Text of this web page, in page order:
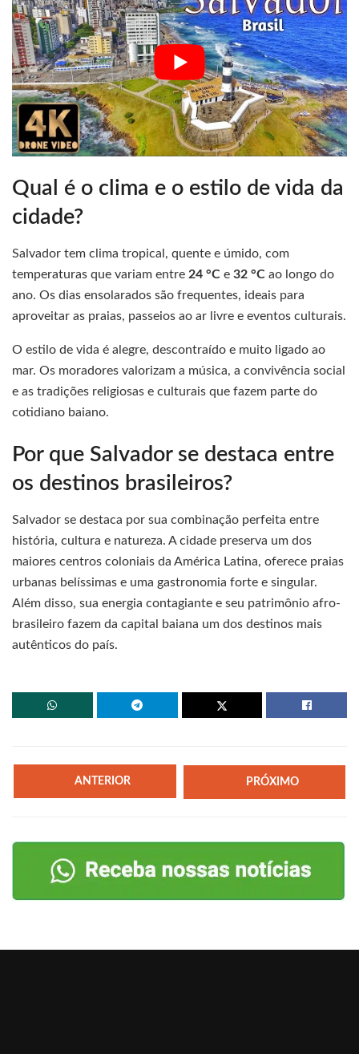
Qual é o clima e o estilo de vida da
cidade?
Salvador tem clima tropical, quente e úmido, com
temperaturas que variam entre 24 °C e 32 °C ao longo do
ano. Os dias ensolarados são frequentes, ideais para
aproveitar as praias, passeios ao ar livre e eventos culturais.
O estilo de vida é alegre, descontraído e muito ligado ao
mar. Os moradores valorizam a música, a convivência social
e as tradições religiosas e culturais que fazem parte do
cotidiano baiano.
Por que Salvador se destaca entre
os destinos brasileiros?
Salvador se destaca por sua combinação perfeita entre
história, cultura e natureza. A cidade preserva um dos
maiores centros coloniais da América Latina, oferece praias
urbanas belíssimas e uma gastronomia forte e singular.
Além disso, sua energia contagiante e seu patrimônio afro-
brasileiro fazem da capital baiana um dos destinos mais
autênticos do país.
ANTERIOR PRÓXIMO